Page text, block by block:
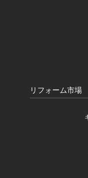
リフォーム市場